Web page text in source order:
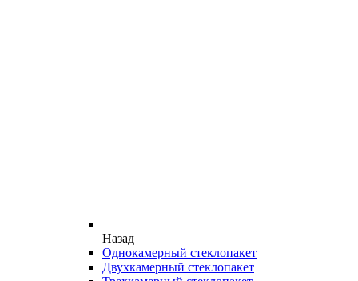
Назад
Однокамерный стеклопакет
Двухкамерный стеклопакет